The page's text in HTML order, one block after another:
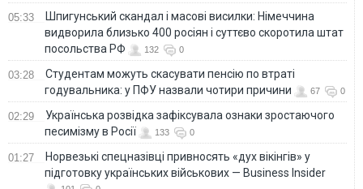
05:33
Шпигунський скандал і масові висилки: Німеччина
видворила близько 400 росіян і суттєво скоротила штат
посольства РФ
132 0
03:28
Студентам можуть скасувати пенсію по втраті
годувальника: у ПФУ назвали чотири причини
67 0
02:29
Українська розвідка зафіксувала ознаки зростаючого
песимізму в Росії
133 0
01:27
Норвезькі спецназівці привносять «дух вікінгів» у
підготовку українських військових — Business Insider